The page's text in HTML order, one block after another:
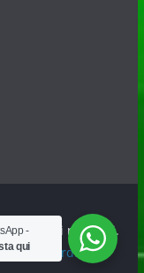
i diritti riservati.
by WordPress .
-
qui